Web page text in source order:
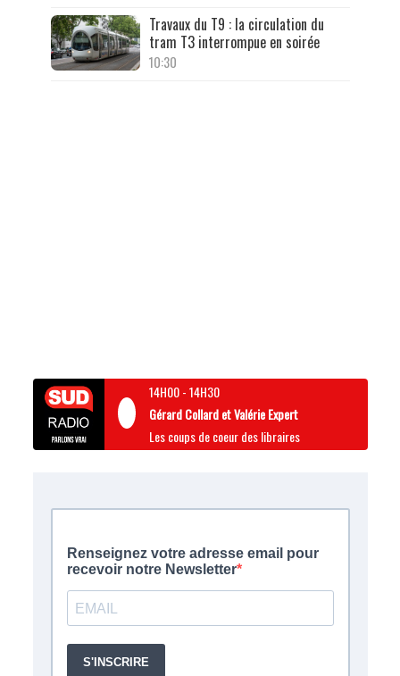
Travaux du T9 : la circulation du
tram T3 interrompue en soirée
10:30
14H00-14H30
Gérard Collard et Valérie Expert
Les coups de coeur des libraires